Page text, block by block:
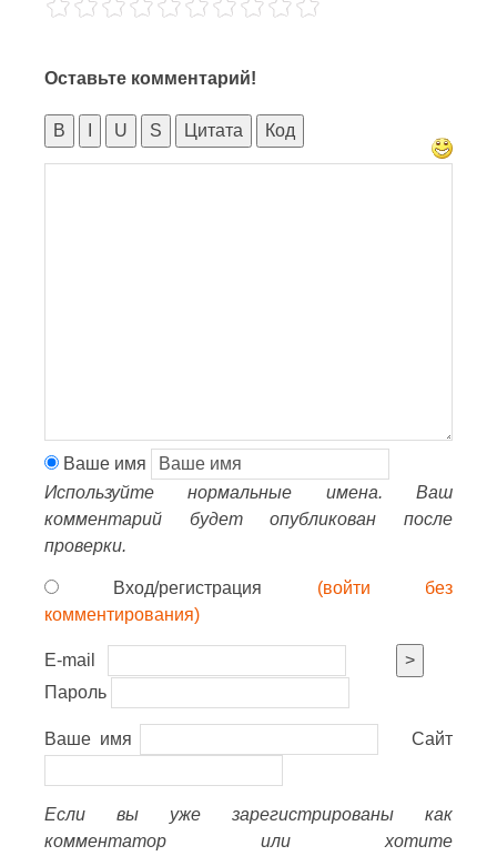
Оставьте комментарий!
B U S Цитата Код
Ваше имя
Используйте нормальные имена. Ваш
комментарий будет опубликован после
проверки.
Вход/регистрация (войти без
комментирования)
E-mail
>
Пароль
Ваше имя Сайт
Если вы уже зарегистрированы как
комментатор или хотите